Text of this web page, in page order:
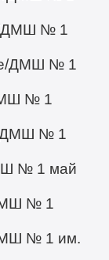
ДМШ № 1
ДМШ № 1
№ 1
ДМШ № 1
№ 1 май
№ 1
№ 1 им.